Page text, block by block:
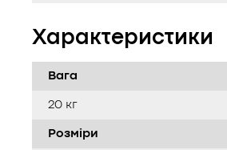
Характеристики
Вага
20 кг
Розміри